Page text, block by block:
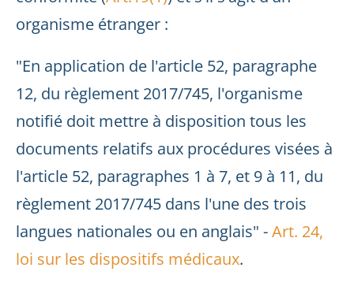
organisme étranger :
"En application de l'article 52, paragraphe
12, du règlement 2017/745, l'organisme
notifié doit mettre à disposition tous les
documents relatifs aux procédures visées à
l'article 52, paragraphes 1 à 7, et 9 à 11, du
règlement 2017/745 dans l'une des trois
langues nationales ou en anglais" -Art. 24,
loi sur les dispositifs médicaux.